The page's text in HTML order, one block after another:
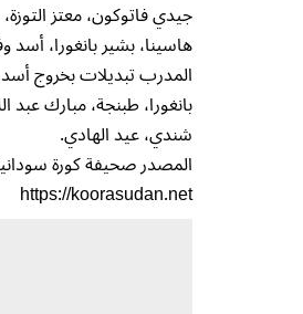
جيدي فاتوكون، معتز
هاسينا، بشير بانغورا،
المدرب تبديلات بخروج
بانغورا، طبنجة، مبارك
شندي، عيد الهادي.
المصدر صحيفة كورة
https://koorasudan.net